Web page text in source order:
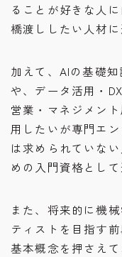
ることが好きな人
橋渡ししたい人材に
加えて、AIの基礎
や、データ活用・
営業・マネジメン
用したいが専門エ
は求められていな
めの入門資格として
また、将来的に機
ティストを目指す
基本概念を押さえ